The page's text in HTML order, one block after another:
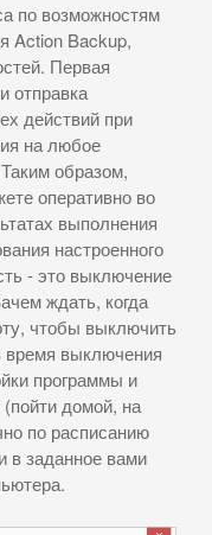
по возможностям
Action Backup,
Первая
отправка
действий при
на любое
образом,
оперативно во
выполнения
настроенного
- это выключение
ждать, когда
чтобы выключить
время выключения
программы и
домой, на
по расписанию
в заданное вами